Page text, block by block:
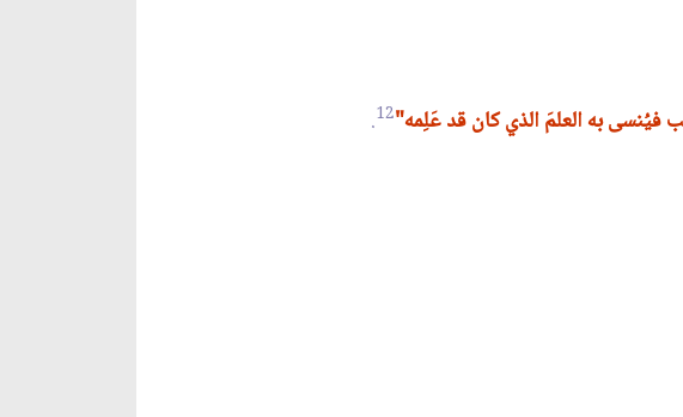
فيُنسى به العلمَ الذي كان قد عَلِمه"12
.